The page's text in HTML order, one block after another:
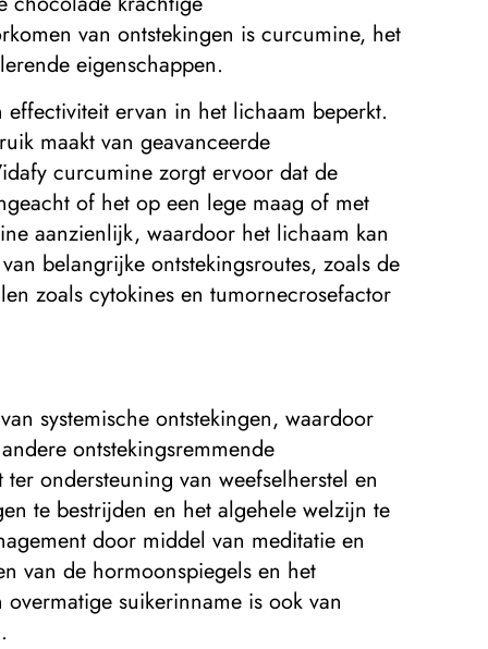
van ontstekingen is curcumine, het
eigenschappen.
ervan in het lichaam beperkt.
maakt van geavanceerde
curcumine zorgt ervoor dat de
of het op een lege maag of met
aanzienlijk, waardoor het lichaam kan
belangrijke ontstekingsroutes, zoals de
zoals cytokines en tumornecrosefactor
systemische ontstekingen, waardoor
ontstekingsremmende
ondersteuning van weefselherstel en
te bestrijden en het algehele welzijn te
door middel van meditatie en
van de hormoonspiegels en het
suikerinname is ook van